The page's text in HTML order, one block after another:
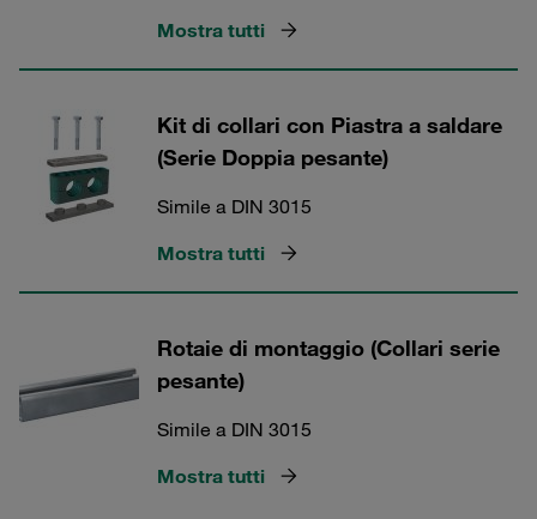
Mostra tutti
Kit di collari con Piastra a saldare
(Serie Doppia pesante)
Simile a DIN 3015
Mostra tutti
Rotaie di montaggio (Collari serie
pesante)
Simile a DIN 3015
Mostra tutti